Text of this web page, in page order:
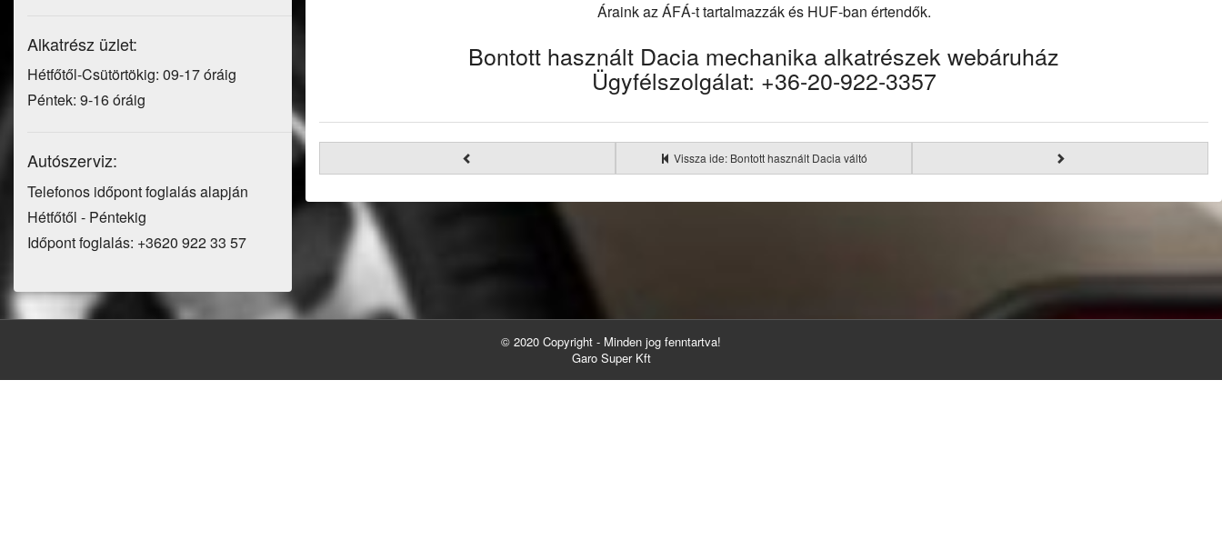
Áraink az ÁFÁ-t tartalmazzák és HUF-ban értendők.
Bontott használt Dacia mechanika alkatrészek webáruház
Ügyfélszolgálat: +36-20-922-3357
Vissza ide: Bontott használt Dacia váltó
Alkatrész üzlet:
Hétfőtől-Csütörtökig: 09-17 óráig
Péntek: 9-16 óráig
Autószerviz:
Telefonos időpont foglalás alapján
Hétfőtől - Péntekig
Időpont foglalás: +3620 922 33 57
© 2020 Copyright - Minden jog fenntartva!
Garo Super Kft